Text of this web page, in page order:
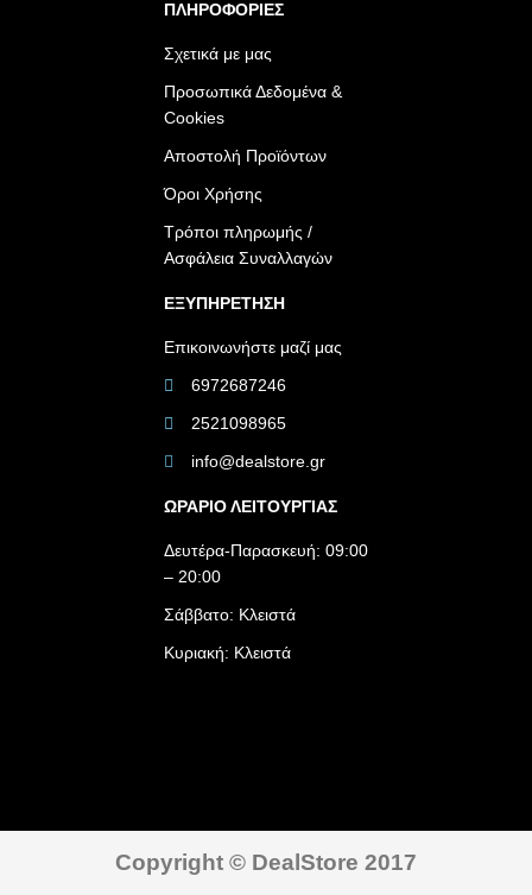
ΠΛΗΡΟΦΟΡΙΕΣ
Σχετικά με μας
Προσωπικά Δεδομένα &
Cookies
Αποστολή Προϊόντων
Όροι Χρήσης
Τρόποι πληρωμής /
Ασφάλεια Συναλλαγών
ΕΞΥΠΗΡΕΤΗΣΗ
Επικοινωνήστε μαζί μας
6972687246
2521098965
info@dealstore.gr
ΩΡΑΡΙΟ ΛΕΙΤΟΥΡΓΙΑΣ​
Δευτέρα-Παρασκευή: 09:00
– 20:00
Σάββατο: Κλειστά
Κυριακή: Κλειστά
Copyright © DealStore 2017